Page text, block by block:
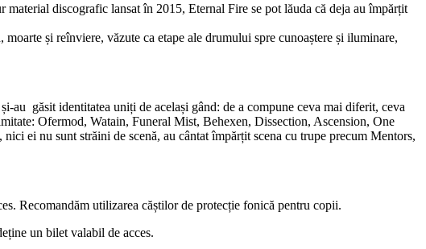
discografic lansat în 2015, Eternal Fire se pot lăuda că deja au împărțit
și reînviere, văzute ca etape ale drumului spre cunoaștere și iluminare,
găsit identitatea uniți de același gând: de a compune ceva mai diferit, ceva
Ofermod, Watain, Funeral Mist, Behexen, Dissection, Ascension, One
ei nu sunt străini de scenă, au cântat împărțit scena cu trupe precum Mentors,
Recomandăm utilizarea căștilor de protecție fonică pentru copii.
un bilet valabil de acces.